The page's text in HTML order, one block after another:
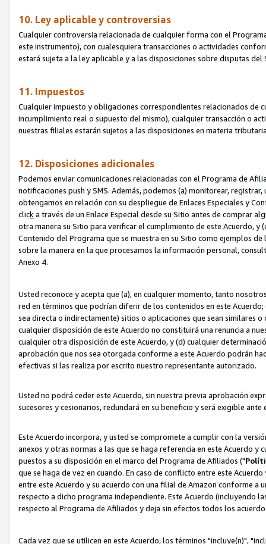
10. Ley aplicable y controversias
Cualquier controversia relacionada de cualquier forma con el
este instrumento), con cualesquiera transacciones o actividades
estará sujeta a la ley aplicable y a las disposiciones sobre disputas
11. Impuestos
Cualquier impuesto y obligaciones correspondientes relacionados de
incumplimiento real o supuesto del mismo), cualquier transacción o
nuestras filiales estarán sujetos a las disposiciones en materia
12. Disposiciones adicionales
Podemos enviar comunicaciones relacionadas con el Programa de
notificaciones push y SMS. Además, podemos (a) monitorear,
obtengamos en relación con su despliegue de Enlaces Especiales y
clicka través de un Enlace Especial desde su Sitio antes de comprar
otra manera su Sitio para verificar el cumplimiento de este Acuerdo,
Contenido del Programa que se muestra en su Sitio como ejemplos
sobre la manera en la que procesamos la información personal,
Anexo 4.
Usted reconoce y acepta que (a), en cualquier momento, tanto
red en términos que podrían diferir de los contenidos en este
sea directa o indirectamente) sitios o aplicaciones que sean similares
cualquier disposición de este Acuerdo no constituirá una renuncia a
cualquier otra disposición de este Acuerdo, y (d) cualquier
aprobación que nos sea otorgada conforme a este Acuerdo podrán
efectivas si las realiza por escrito nuestro representante autorizado.
Usted no podrá ceder este Acuerdo, sin nuestra previa aprobación
sucesores y cesionarios, redundará en su beneficio y será exigible
Este Acuerdo incorpora, y usted se compromete a cumplir con la
anexos y otras normas a las que se haga referencia en este Acuerdo
puestos a su disposición en el marco del Programa de Afiliados ("
que se haga de vez en cuando. En caso de conflicto entre este
entre este Acuerdo y su acuerdo con una filial de Amazon conforme
respecto a dicho programa independiente. Este Acuerdo (incluyendo
respecto al Programa de Afiliados y deja sin efectos todos los
Cada vez que se utilicen en este Acuerdo, los términos "incluye(n)",